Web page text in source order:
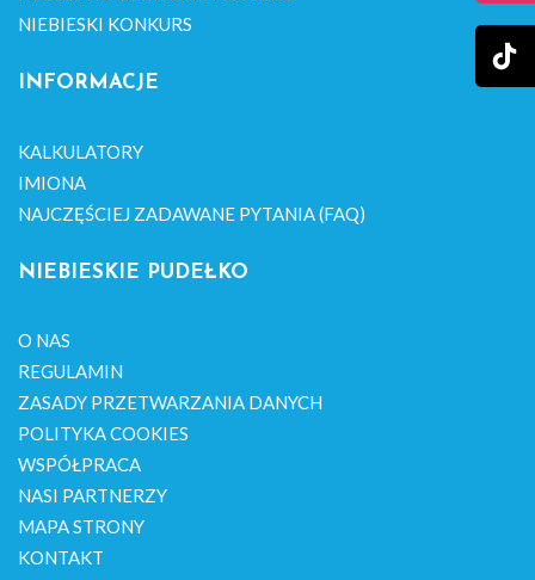
NIEBIESKI KONKURS
INFORMACJE
KALKULATORY
IMIONA
NAJCZĘŚCIEJ ZADAWANE PYTANIA (FAQ)
NIEBIESKIE PUDEŁKO
O NAS
REGULAMIN
ZASADY PRZETWARZANIA DANYCH
POLITYKA COOKIES
WSPÓŁPRACA
NASI PARTNERZY
MAPA STRONY
KONTAKT